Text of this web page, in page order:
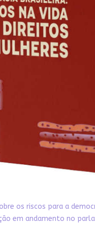
os riscos para a
em andamento no